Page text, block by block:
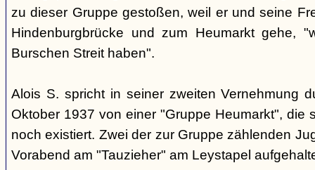
zu dieser Gruppe gestoßen, weil er und seine
Hindenburgbrücke und zum Heumarkt gehe,
Burschen Streit haben".
Alois S. spricht in seiner zweiten Vernehmung
Oktober 1937 von einer "Gruppe Heumarkt", die
noch existiert. Zwei der zur Gruppe zählenden
Vorabend am "Tauzieher" am Leystapel